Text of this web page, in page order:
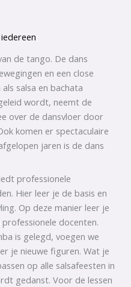
de tango. De dans
en een close
salsa en bachata
wordt, neemt de
over de dansvloer door
komen er spectaculaire
jaren is de dans
professionele
Hier leer je de basis en
Op deze manier leer je
docenten.
is gelegd, voegen we
je nieuwe figuren. Wat je
op alle salsafeesten in
gedanst. Voor de lessen